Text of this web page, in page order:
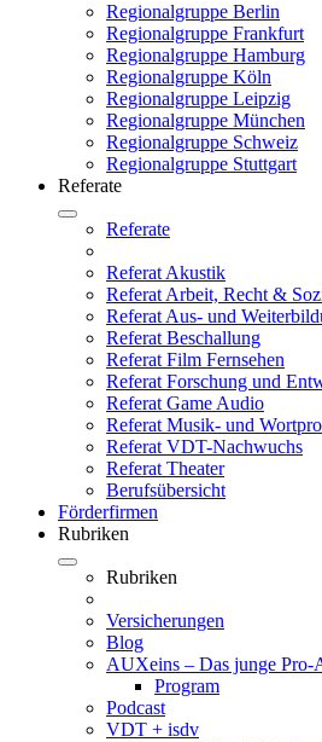
Regionalgruppe Berlin
Regionalgruppe Frankfurt
Regionalgruppe Hamburg
Regionalgruppe Köln
Regionalgruppe Leipzig
Regionalgruppe München
Regionalgruppe Schweiz
Regionalgruppe Stuttgart
Referate
Referate
Referat Akustik
Referat Arbeit, Recht &
Referat Aus- und
Referat Beschallung
Referat Film Fernsehen
Referat Forschung und
Referat Game Audio
Referat Musik- und
Referat VDT-Nachwuchs
Referat Theater
Berufsübersicht
Förderfirmen
Rubriken
Rubriken
Versicherungen
Blog
AUXeins – Das junge Pro-
Program
Podcast
VDT + isdv